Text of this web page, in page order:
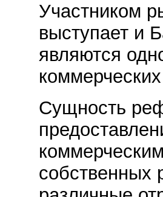
Участником
выступает и
являются
Сущность
собственных